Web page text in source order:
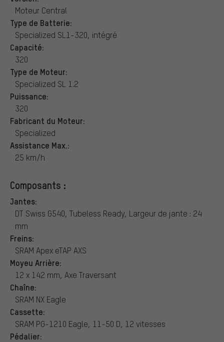
Moteur Central
Type de Batterie:
Specialized SL1-320, intégré
Capacité:
320
Type de Moteur:
Specialized SL 1.2
Puissance:
320
Fabricant du Moteur:
Specialized
Assistance Max.:
25 km/h
Composants :
Jantes:
DT Swiss G540, Tubeless Ready, Largeur de jante : 24
mm
Freins:
SRAM Apex eTAP AXS
Moyeu Arrière:
12 x 142 mm, Axe Traversant
Chaîne:
SRAM NX Eagle
Cassette:
SRAM PG-1210 Eagle, 11-50 D, 12 vitesses
Pédalier: